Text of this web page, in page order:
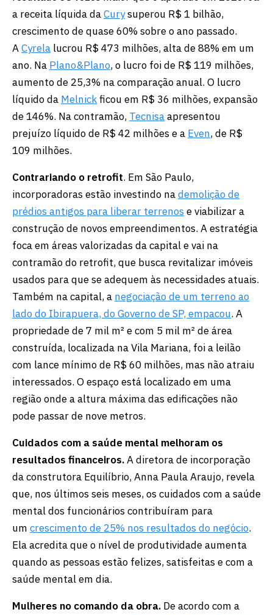
a receita líquida daCurysuperou R$ 1 bilhão,
crescimento de quase 60% sobre o ano passado.
ACyrela lucrou R$ 473 milhões, alta de 88% em um
ano. Na Plano&Plano, o lucro foi de R$ 119 milhões,
aumento de 25,3% na comparação anual. O lucro
líquido da Melnickficou em R$ 36 milhões, expansão
de 146%. Na contramão, Tecnisaapresentou
prejuízo líquido de R$ 42 milhões e a Even, de R$
109 milhões.
Contrariando o retrofit. Em São Paulo,
incorporadoras estão investindo nademolição de
prédios antigos para liberar terrenos e viabilizar a
construção de novos empreendimentos. A estratégia
foca em áreas valorizadas da capital e vai na
contramão do retrofit, que busca revitalizar imóveis
usados para que se adequem às necessidades atuais.
Também na capital, a negociação de um terreno ao
lado do Ibirapuera, do Governo de SP, empacou. A
propriedade de 7 mil m² e com 5 mil m² de área
construída, localizada na Vila Mariana, foi a leilão
com lance mínimo de R$ 60 milhões, mas não atraiu
interessados. O espaço está localizado em uma
região onde a altura máxima das edificações não
pode passar de nove metros.
Cuidados com a saúde mental melhoram os
resultados financeiros.A diretora de incorporação
da construtora Equilíbrio, Anna Paula Araujo, revela
que, nos últimos seis meses, os cuidados com a saúde
mental dos funcionários contribuíram para
um crescimento de 25% nos resultados do negócio.
Ela acredita que o nível de produtividade aumenta
quando as pessoas estão felizes, satisfeitas e com a
saúde mental em dia.
Mulheres no comando da obra. De acordo com a